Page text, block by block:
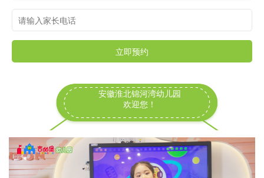
立即预约
安徽淮北锦河湾幼儿园
欢迎您！